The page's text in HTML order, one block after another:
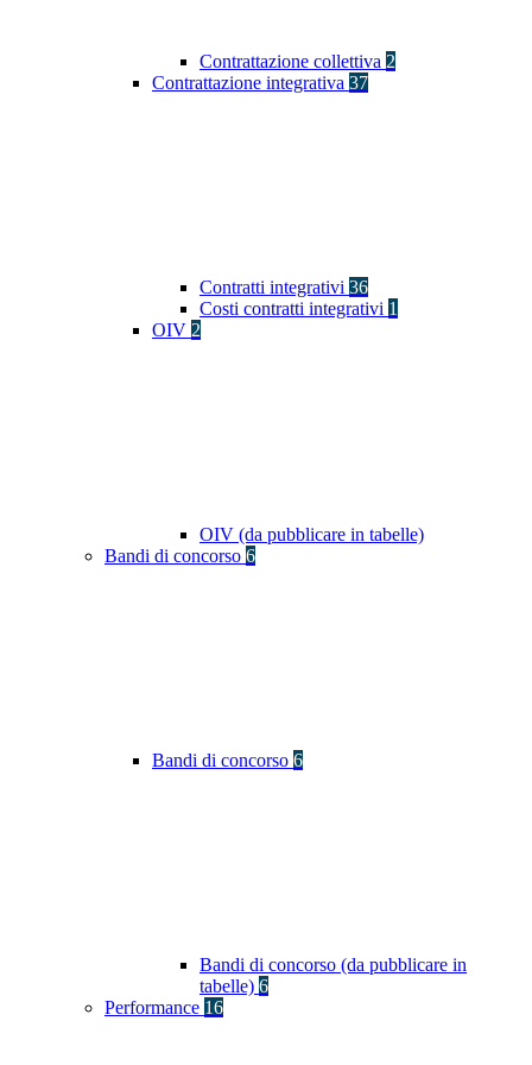
Contrattazione collettiva 2
Contrattazione integrativa 37
Contratti integrativi 36
Costi contratti integrativi 1
OIV 2
OIV (da pubblicare in tabelle)
Bandi di concorso 6
Bandi di concorso 6
Bandi di concorso (da pubblicare in
tabelle) 6
Performance 16